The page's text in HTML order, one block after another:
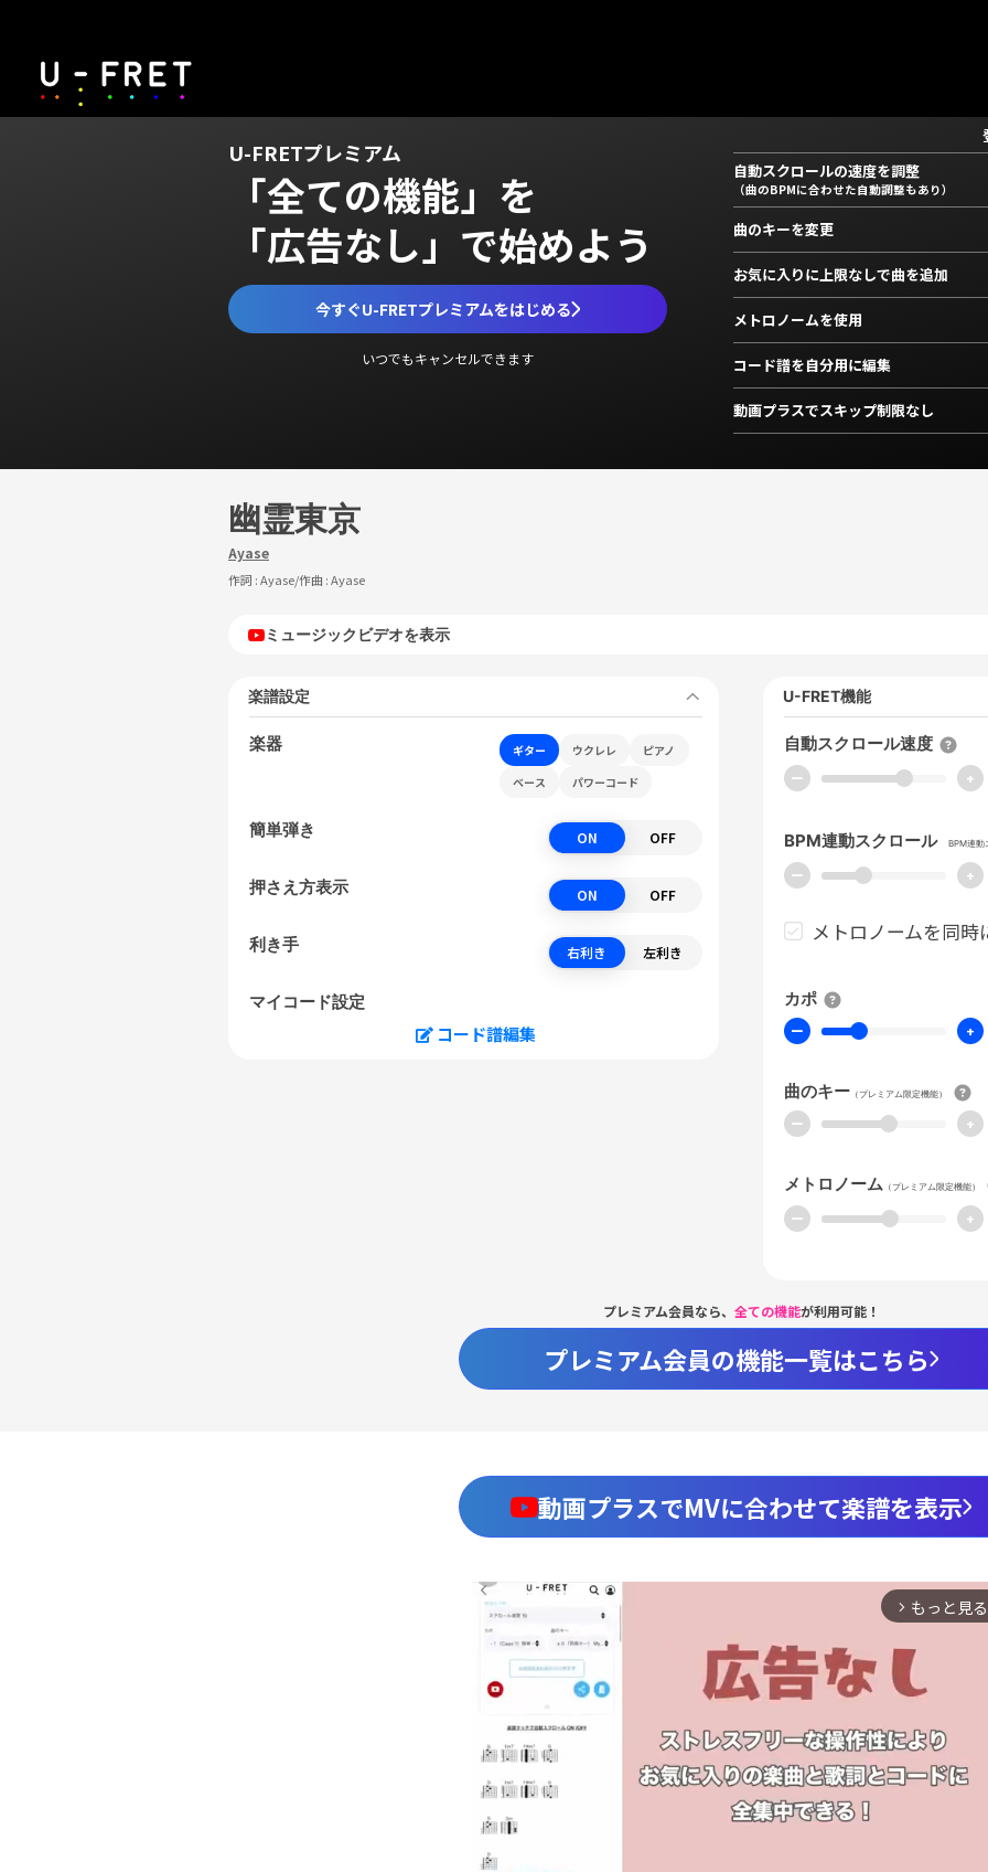
U-FRETプレミアム
「全ての機能」を
「広告なし」で始めよう
今すぐU-FRETプレミアムをはじめる
いつでもキャンセルできます
自動スクロールの速度を調整
（曲のBPMに合わせた自動調整もあり）
曲のキーを変更
お気に入りに上限なしで曲を追加
メトロノームを使用
コード譜を自分用に編集
動画プラスでスキップ制限なし
幽霊東京
Ayase
作詞 :Ayase/作曲 :Ayase
ミュージックビデオを表示
楽譜設定
楽器 ギター ウクレレ
ピアノ
ベース
パワーコード
簡単弾き ON OFF
押さえ方表示 ON OFF
利き手 右利き 左利き
マイコード設定
コード譜編集
U-FRET機能
自動スクロール速度
ー +
BPM連動スクロール BPM連動
ー +
メトロノームを同時
カポ
ー +
曲のキー （プレミアム限定機能）
ー +
メトロノーム （プレミアム限定機能）
ー +
プレミアム会員なら、 全ての機能が利用可能！
プレミアム会員の機能一覧はこちら
動画プラスでMVに合わせて楽譜を表示
arrow_forward_ios もっと見る